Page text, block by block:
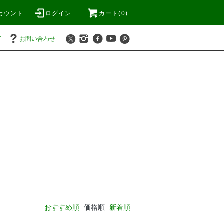
ウント ログイン カート(0)
お問い合わせ
おすすめ順 価格順 新着順